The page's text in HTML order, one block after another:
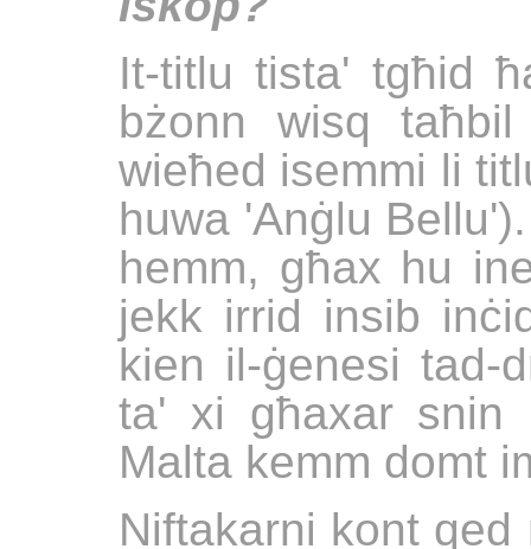
It-titlu tista' tgħid
bżonn wisq
wieħed isemmi li
huwa 'Anġlu
hemm, għax hu
jekk irrid insib
kien il-ġenesi tad-
ta' xi għaxar snin
Malta kemm domt
Niftakarni kont